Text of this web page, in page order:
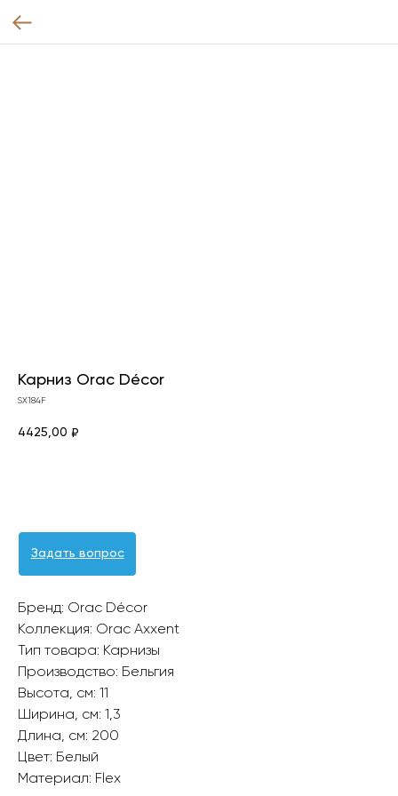
Карниз Orac Décor
SX184F
4425,00 ₽
Задать вопрос
Бренд: Orac Décor
Коллекция: Orac Axxent
Тип товара: Карнизы
Производство: Бельгия
Высота, см: 11
Ширина, см: 1,3
Длина, см: 200
Цвет: Белый
Материал: Flex